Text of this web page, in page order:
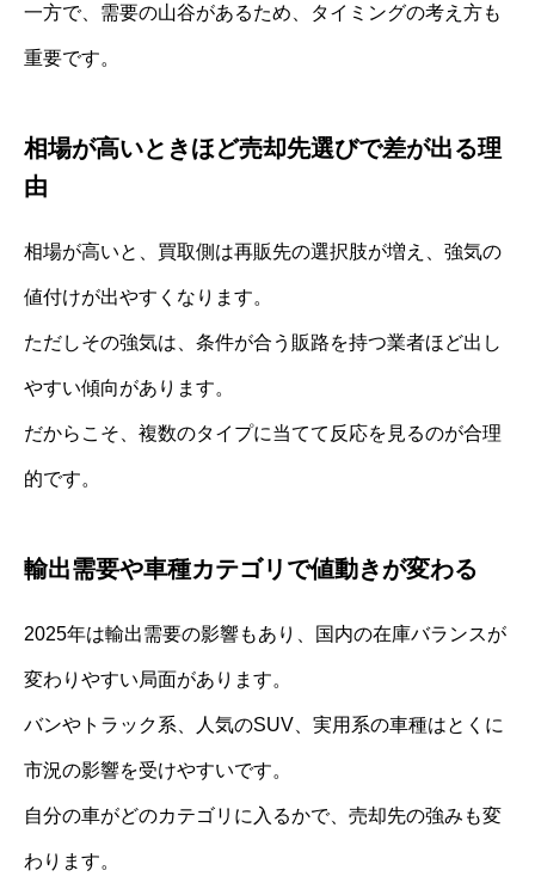
一方で、需要の山谷があるため、タイミングの考え方も
重要です。
相場が高いときほど売却先選びで差が出る理
由
相場が高いと、買取側は再販先の選択肢が増え、強気の
値付けが出やすくなります。
ただしその強気は、条件が合う販路を持つ業者ほど出し
やすい傾向があります。
だからこそ、複数のタイプに当てて反応を見るのが合理
的です。
輸出需要や車種カテゴリで値動きが変わる
2025年は輸出需要の影響もあり、国内の在庫バランスが
変わりやすい局面があります。
バンやトラック系、人気のSUV、実用系の車種はとくに
市況の影響を受けやすいです。
自分の車がどのカテゴリに入るかで、売却先の強みも変
わります。